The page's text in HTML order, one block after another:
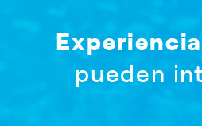
pueden